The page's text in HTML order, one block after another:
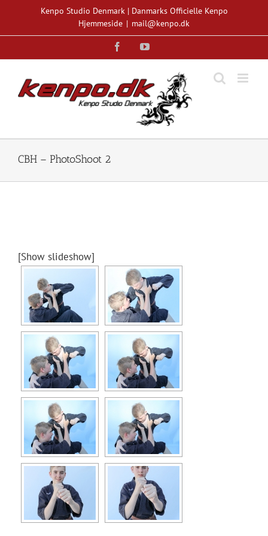
Kenpo Studio Denmark | Danmarks Officielle Kenpo
Hjemmeside | mail@kenpo.dk
FacebookYouTube
CBH – PhotoShoot 2
[Show slideshow]